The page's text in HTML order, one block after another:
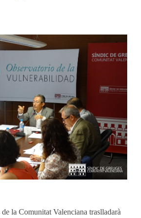
la Comunitat Valenciana traslladarà